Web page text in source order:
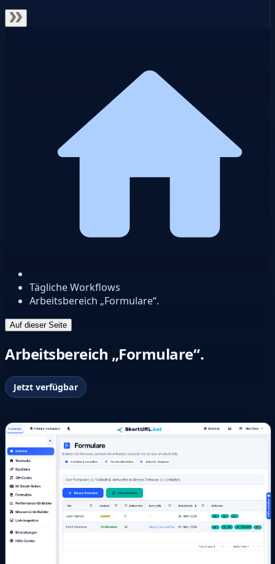
Tägliche Workflows
Arbeitsbereich „Formulare“.
Auf dieser Seite
Arbeitsbereich „Formulare“.
Jetzt verfügbar